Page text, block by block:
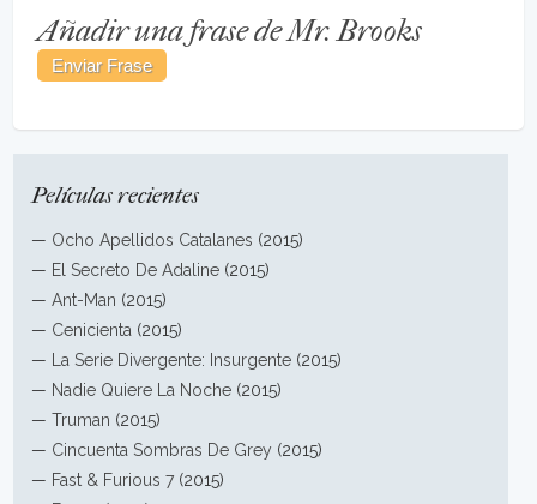
Añadir una frase de Mr. Brooks
Películas recientes
— Ocho Apellidos Catalanes (2015)
— El Secreto De Adaline (2015)
—Ant-Man (2015)
— Cenicienta (2015)
—
La Serie Divergente: Insurgente (2015)
— Nadie Quiere La Noche (2015)
—Truman (2015)
— Cincuenta Sombras De Grey (2015)
— Fast & Furious 7 (2015)